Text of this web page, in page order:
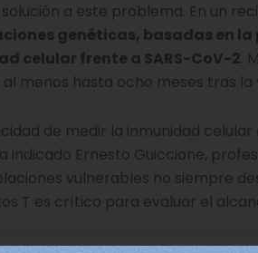
a este problema. En un
genéticas, basadas en
celular frente a SARS-CoV-2.
menos hasta ocho meses tras
de medir la inmunidad
indicado Ernesto Guiccione,
vulnerables no siempre
T es crítico para evaluar el